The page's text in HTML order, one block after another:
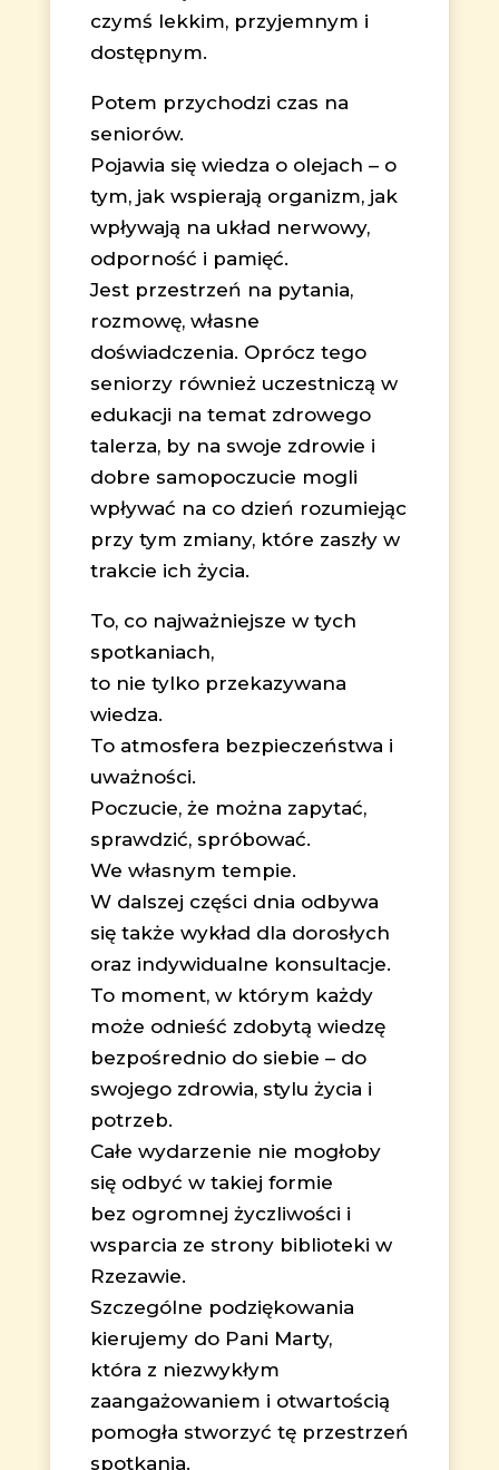
czymś lekkim, przyjemnym i
dostępnym.
Potem przychodzi czas na
seniorów.
Pojawia się wiedza o olejach – o
tym, jak wspierają organizm, jak
wpływają na układ nerwowy,
odporność i pamięć.
Jest przestrzeń na pytania,
rozmowę, własne
doświadczenia. Oprócz tego
seniorzy również uczestniczą w
edukacji na temat zdrowego
talerza, by na swoje zdrowie i
dobre samopoczucie mogli
wpływać na co dzień rozumiejąc
przy tym zmiany, które zaszły w
trakcie ich życia.
To, co najważniejsze w tych
spotkaniach,
to nie tylko przekazywana
wiedza.
To atmosfera bezpieczeństwa i
uważności.
Poczucie, że można zapytać,
sprawdzić, spróbować.
We własnym tempie.
W dalszej części dnia odbywa
się także wykład dla dorosłych
oraz indywidualne konsultacje.
To moment, w którym każdy
może odnieść zdobytą wiedzę
bezpośrednio do siebie – do
swojego zdrowia, stylu życia i
potrzeb.
Całe wydarzenie nie mogłoby
się odbyć w takiej formie
bez ogromnej życzliwości i
wsparcia ze strony biblioteki w
Rzezawie.
Szczególne podziękowania
kierujemy do Pani Marty,
która z niezwykłym
zaangażowaniem i otwartością
pomogła stworzyć tę przestrzeń
spotkania.